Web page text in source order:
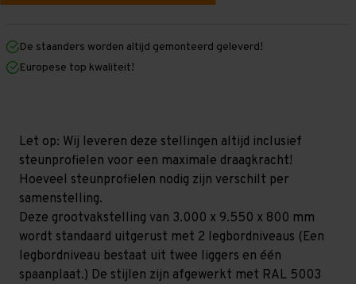
mm
mm
x
800
niveaus
mm
mm
800
niveaus
De staanders worden altijd gemonteerd geleverd!
Europese top kwaliteit!
Let op: Wij leveren deze stellingen altijd inclusief
steunprofielen voor een maximale draagkracht!
Hoeveel steunprofielen nodig zijn verschilt per
samenstelling.
Deze grootvakstelling van 3.000 x 9.550 x 800 mm
wordt standaard uitgerust met 2 legbordniveaus (Een
legbordniveau bestaat uit twee liggers en één
spaanplaat.) De stijlen zijn afgewerkt met RAL 5003